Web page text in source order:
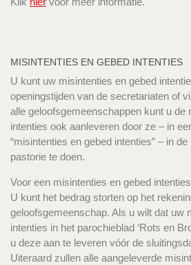
MISINTENTIES EN GEBED INTENTIES
U kunt uw misintenties en gebed
openingstijden van de secretariaten of
alle geloofsgemeenschappen kunt u de
intenties ook aanleveren door ze – in
“misintenties en gebed intenties” – in
pastorie te doen.
Voor een misintenties en gebed
U kunt het bedrag storten op het
geloofsgemeenschap. Als u wilt dat uw
intenties in het parochieblad ‘Rots en
u deze aan te leveren vóór de
Uiteraard zullen alle aangeleverde